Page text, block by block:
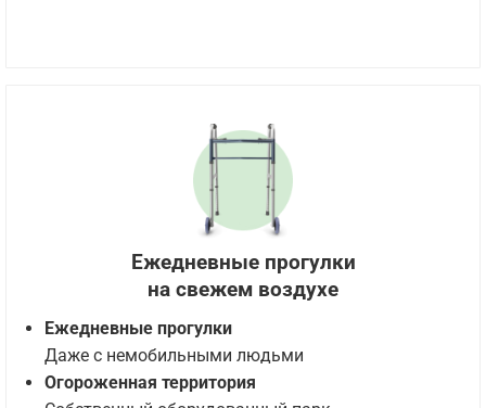
Ежедневные прогулки
на свежем воздухе
Ежедневные прогулки
Даже с немобильными людьми
Огороженная территория